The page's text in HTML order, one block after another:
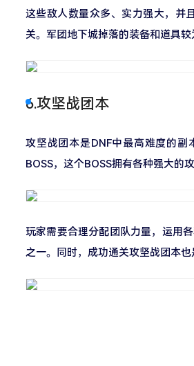
这些敌人数量众多、实力强大，并
关。军团地下城掉落的装备和道具
6.攻坚战团本
攻坚战团本是DNF中最高难度的
BOSS，这个BOSS拥有各种强大的
玩家需要合理分配团队力量，运用
之一。同时，成功通关攻坚战团本